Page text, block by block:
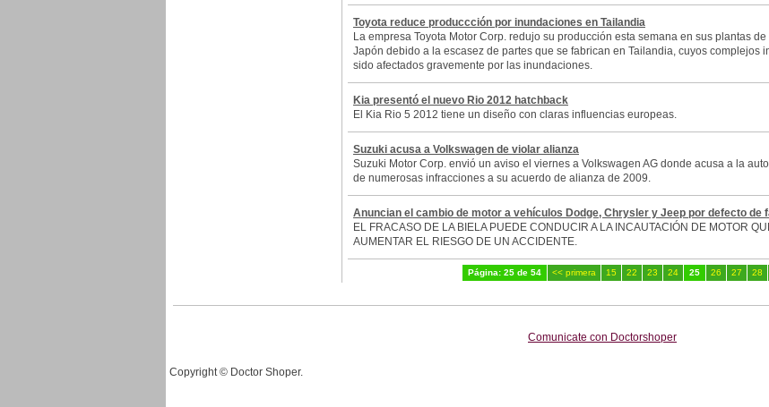
Toyota reduce produccción por inundaciones en Tailandia
La empresa Toyota Motor Corp. redujo su producción esta semana en sus plantas
Japón debido a la escasez de partes que se fabrican en Tailandia, cuyos complejos
sido afectados gravemente por las inundaciones.
Kia presentó el nuevo Rio 2012 hatchback
El Kia Rio 5 2012 tiene un diseño con claras influencias europeas.
Suzuki acusa a Volkswagen de violar alianza
Suzuki Motor Corp. envió un aviso el viernes a Volkswagen AG donde acusa a la
de numerosas infracciones a su acuerdo de alianza de 2009.
Anuncian el cambio de motor a vehículos Dodge, Chrysler y Jeep por defecto de
EL FRACASO DE LA BIELA PUEDE CONDUCIR A LA INCAUTACIÓN DE MOTOR
AUMENTAR EL RIESGO DE UN ACCIDENTE.
Página: 25 de 54 << primera 15 22 23 24 25 26 27 28
Comunicate con Doctorshoper
Copyright © Doctor Shoper.